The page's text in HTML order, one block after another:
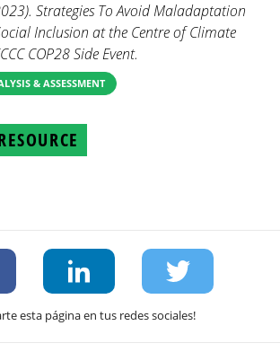
Strategies To Avoid Maladaptation
Inclusion at the Centre of Climate
COP28 Side Event.
& ASSESSMENT
esta página en tus redes sociales!